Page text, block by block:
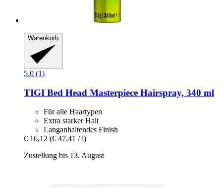
Warenkorb
5.0 (1)
TIGI Bed Head Masterpiece Hairspray, 340 ml
Für alle Haartypen
Extra starker Halt
Langanhaltendes Finish
€ 16,12 (€ 47,41 / l)
Zustellung bis 13. August